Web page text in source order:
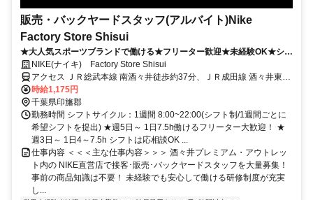
販売・バックヤードスタッフ(アルバイト)Nike
Factory Store Shisui
★大人気スポーツブランドで働ける★フリーター歓迎★未経験OK★シフ
ト×おしゃれ自由度MAX★洗練された空間で髪色ネイル自由！自分らし
く働ける★
NIKE(ナイキ) Factory Store Shisui
アクセス ＪＲ総武本線 南酒々井徒歩約37分、ＪＲ成田線 酒々井東口
徒歩約41分、京成本線 京成酒々井東口徒歩約51分 酒々井駅･京成
酒々井駅より車で15分
時給1,175円
千葉県印旛郡
勤務時間 シフトサイクル：1週間 8:00~22:00(シフト制/1週間ごとに
希望シフトを提出) ★週5日～ 1日7.5h働けるフリーター大歓迎！ ★
週3日～ 1日4～7.5h シフトは応相談OK ...
仕事内容 ＜＜＜主な仕事内容＞＞＞ 酒々井プレミアム・アウトレッ
ト内の NIKE直営店で接客･販売･バックヤードスタッフを大量募集！
事前の商品知識は不要！ 未経験でも安心して働ける研修制度が充実
し...